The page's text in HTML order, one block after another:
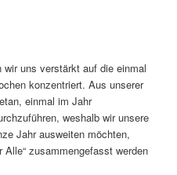
wir uns verstärkt auf die einmal
konzentriert. Aus unserer
einmal im Jahr
weshalb wir unsere
Jahr ausweiten möchten,
zusammengefasst werden